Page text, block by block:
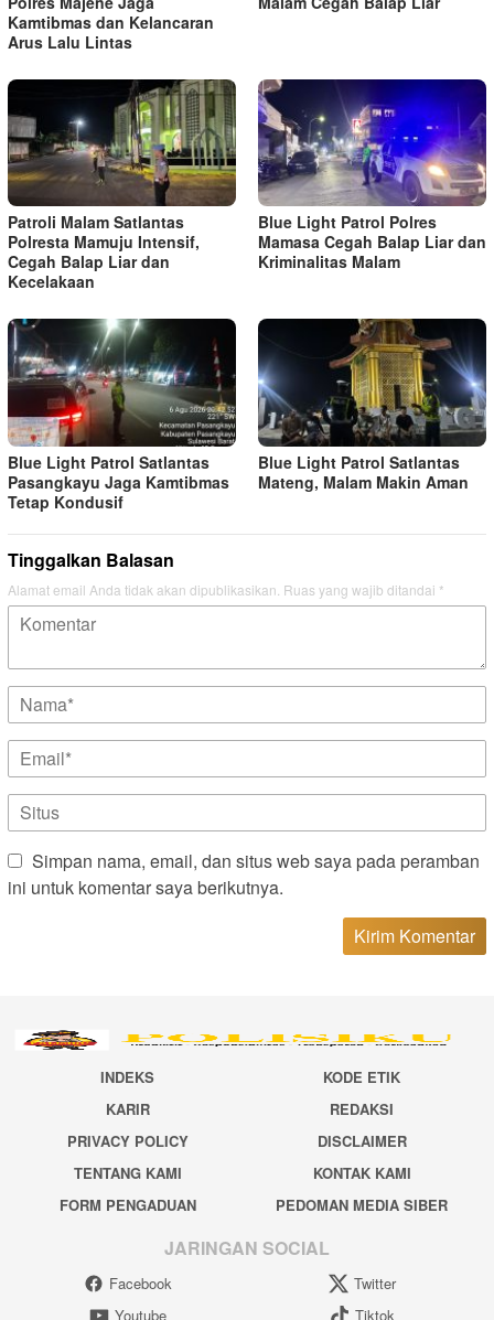
Kamtibmas dan Kelancaran
Arus Lalu Lintas
Patroli Malam Satlantas
Polresta Mamuju Intensif,
Cegah Balap Liar dan
Kecelakaan
Blue Light Patrol Polres
Mamasa Cegah Balap Liar dan
Kriminalitas Malam
Blue Light Patrol Satlantas
Pasangkayu Jaga Kamtibmas
Tetap Kondusif
Blue Light Patrol Satlantas
Mateng, Malam Makin Aman
Tinggalkan Balasan
Alamat email Anda tidak akan dipublikasikan. Ruas yang wajib ditandai *
Simpan nama, email, dan situs web saya pada peramban
ini untuk komentar saya berikutnya.
INDEKS
KODE ETIK
KARIR
REDAKSI
PRIVACY POLICY
DISCLAIMER
TENTANG KAMI
KONTAK KAMI
FORM PENGADUAN
PEDOMAN MEDIA SIBER
JARINGAN SOCIAL
Facebook
Twitter
Youtube
Tiktok